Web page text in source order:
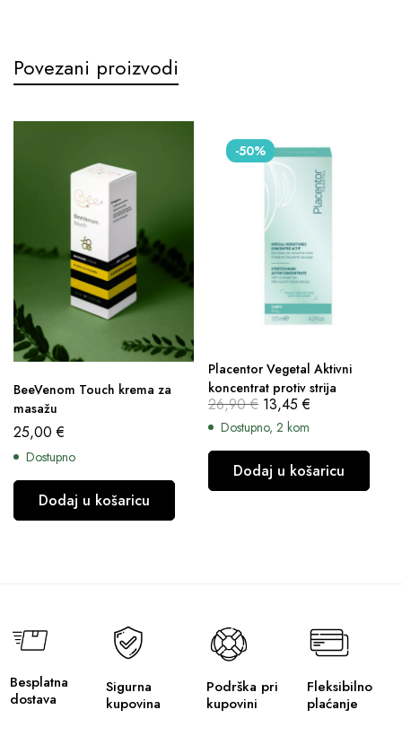
Povezani proizvodi
BeeVenom Touch krema za
masažu
25,00€
Dostupno
Dodaj u košaricu
-50%
Placentor Vegetal Aktivni
koncentrat protiv strija
26,90€ 13,45€
Dostupno, 2 kom
Dodaj u košaricu
Besplatna
dostava
Sigurna
kupovina
Podrška pri
kupovini
Fleksibilno
plaćanje